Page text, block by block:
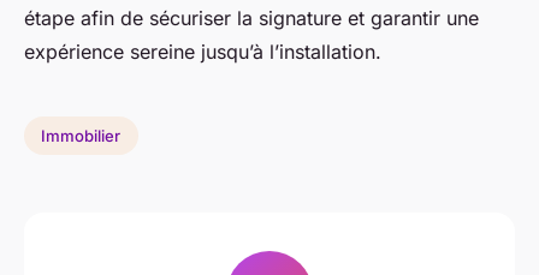
étape afin de sécuriser la signature et garantir une
expérience sereine jusqu’à l’installation.
Immobilier